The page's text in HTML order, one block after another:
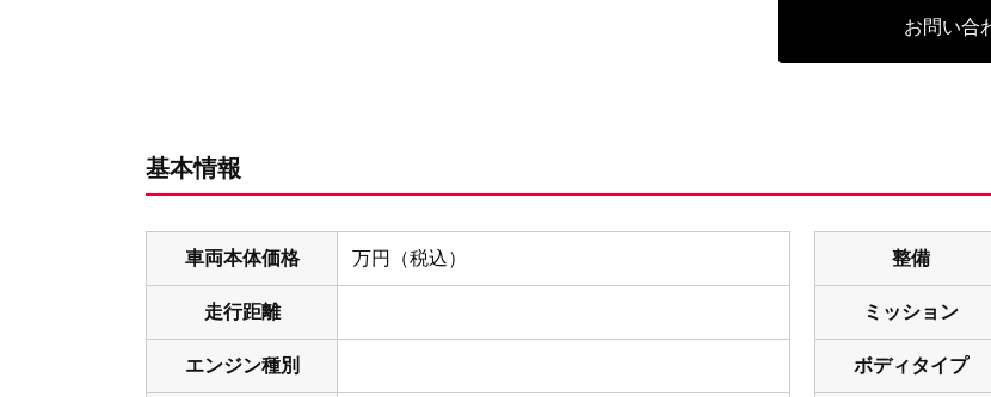
お問い合
基本情報
車両本体価格 万円（税込）
走行距離
エンジン種別
整備
ミッション
ボディタイプ